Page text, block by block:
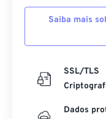
Saiba mais
SSL/TLS
Dados